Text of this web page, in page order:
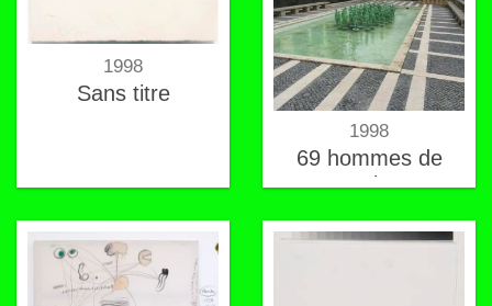
1998
Sans titre
1998
69 hommes de
Bessines